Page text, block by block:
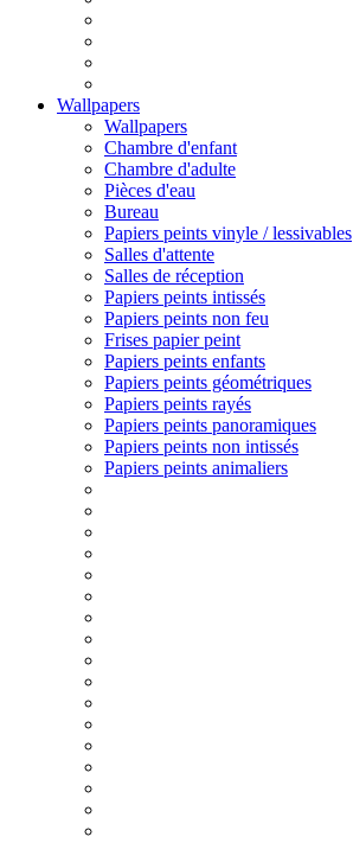
Wallpapers
Wallpapers
Chambre d'enfant
Chambre d'adulte
Pièces d'eau
Bureau
Papiers peints vinyle / lessivables
Salles d'attente
Salles de réception
Papiers peints intissés
Papiers peints non feu
Frises papier peint
Papiers peints enfants
Papiers peints géométriques
Papiers peints rayés
Papiers peints panoramiques
Papiers peints non intissés
Papiers peints animaliers